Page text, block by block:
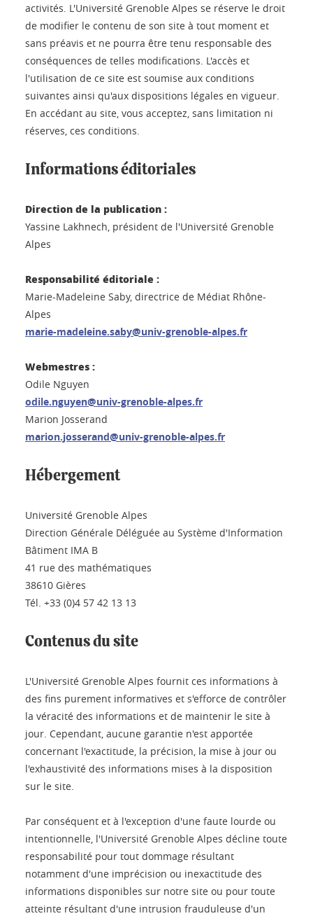
activités. L'Université Grenoble Alpes se réserve le droit
de modifier le contenu de son site à tout moment et
sans préavis et ne pourra être tenu responsable des
conséquences de telles modifications. L'accès et
l'utilisation de ce site est soumise aux conditions
suivantes ainsi qu'aux dispositions légales en vigueur.
En accédant au site, vous acceptez, sans limitation ni
réserves, ces conditions.
Informations éditoriales
Direction de la publication :
Yassine Lakhnech, président de l'Université Grenoble
Alpes
Responsabilité éditoriale :
Marie-Madeleine Saby, directrice de Médiat Rhône-
Alpes
marie-madeleine.saby@univ-grenoble-alpes.fr
Webmestres :
Odile Nguyen
odile.nguyen@univ-grenoble-alpes.fr
Marion Josserand
marion.josserand@univ-grenoble-alpes.fr
Hébergement
Université Grenoble Alpes
Direction Générale Déléguée au Système d'Information
Bâtiment IMA B
41 rue des mathématiques
38610 Gières
Tél. +33 (0)4 57 42 13 13
Contenus du site
L'Université Grenoble Alpes fournit ces informations à
des fins purement informatives et s'efforce de contrôler
la véracité des informations et de maintenir le site à
jour. Cependant, aucune garantie n'est apportée
concernant l'exactitude, la précision, la mise à jour ou
l'exhaustivité des informations mises à la disposition
sur le site.
Par conséquent et à l'exception d'une faute lourde ou
intentionnelle, l'Université Grenoble Alpes décline toute
responsabilité pour tout dommage résultant
notamment d'une imprécision ou inexactitude des
informations disponibles sur notre site ou pour toute
atteinte résultant d'une intrusion frauduleuse d'un